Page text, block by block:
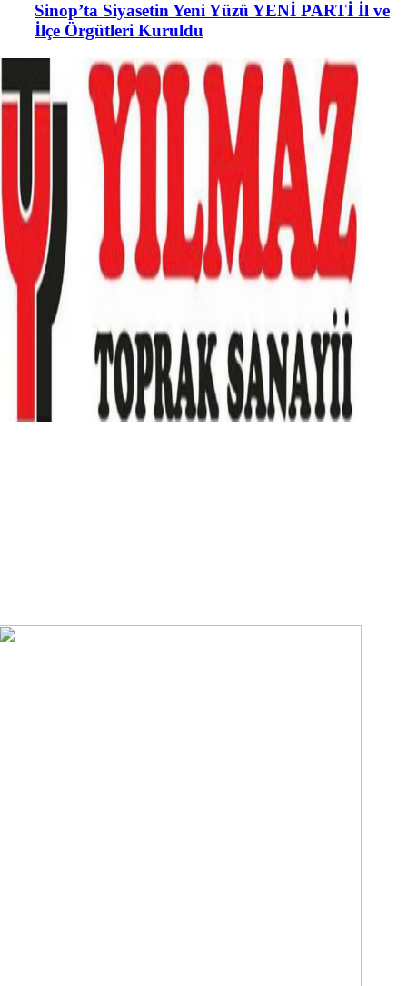
Sinop’ta Siyasetin Yeni Yüzü YENİ PARTİ İl ve
İlçe Örgütleri Kuruldu